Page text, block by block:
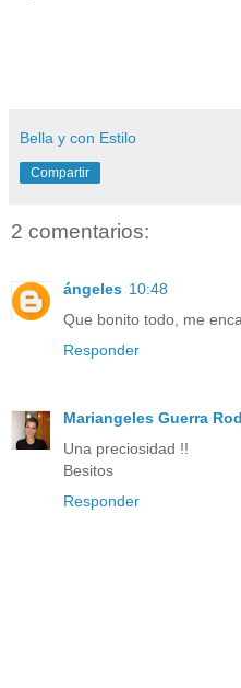
Bella y con Estilo
Compartir
2 comentarios:
ángeles 10:48
Que bonito todo, me
Responder
Mariangeles Guerra
Una preciosidad !!
Besitos
Responder